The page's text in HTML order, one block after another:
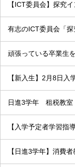
【ICT委員会】探究
有志のICT委員会「
頑張っている卒業生
【新入生】2月8日入
日進3学年 租税教室
【入学予定者学習指導
【日進3学年】消費